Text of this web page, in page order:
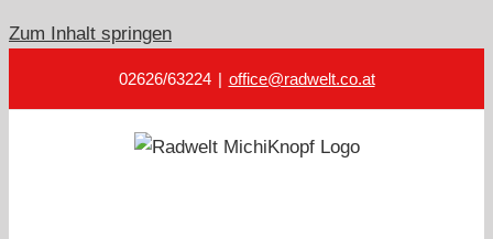
Zum Inhalt springen
02626/63224 | office@radwelt.co.at